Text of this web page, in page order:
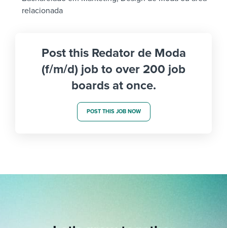
relacionada
Post this Redator de Moda
(f/m/d) job to over 200 job
boards at once.
POST THIS JOB NOW